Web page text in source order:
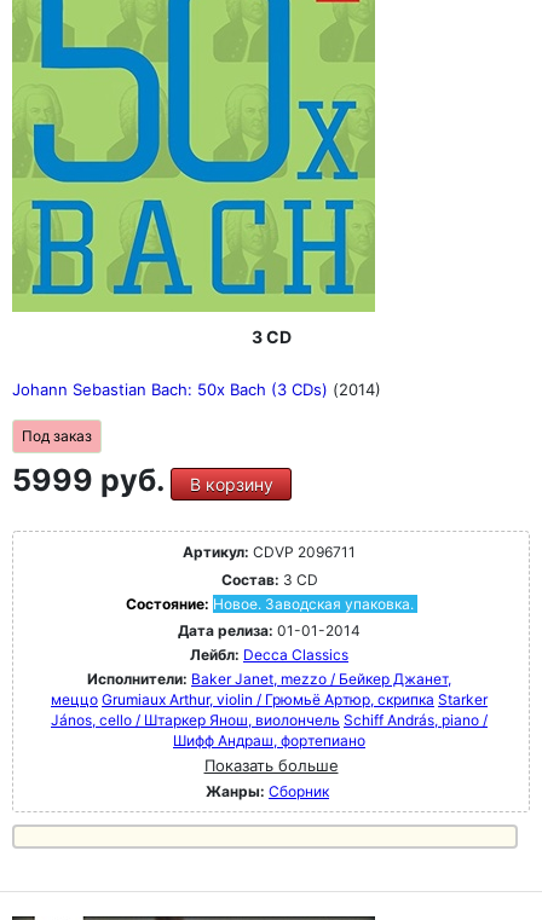
3 CD
Johann Sebastian Bach: 50x Bach (3 CDs) (2014)
Под заказ
5999 руб. В корзину
Артикул: CDVP 2096711
Состав: 3 CD
Состояние: Новое. Заводская упаковка.
Дата релиза: 01-01-2014
Лейбл: Decca Classics
Исполнители: Baker Janet, mezzo / Бейкер Джанет,
меццо Grumiaux Arthur, violin / Грюмьё Артюр, скрипка Starker
János, cello / Штаркер Янош, виолончель Schiff András, piano /
Шифф Андраш, фортепиано
Показать больше
Жанры: Сборник